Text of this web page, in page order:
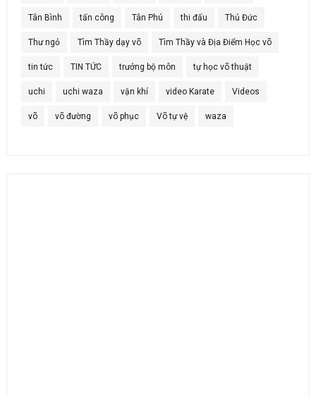
Tân Bình tấn công Tân Phú thi đấu Thủ Đức
Thư ngỏ Tìm Thầy dạy võ Tìm Thầy và Địa Điểm Học võ
tin tức TIN TỨC trưởng bộ môn tự học võ thuật
uchi uchi waza vận khí video Karate Videos
võ võ đường võ phục Võ tự vệ waza